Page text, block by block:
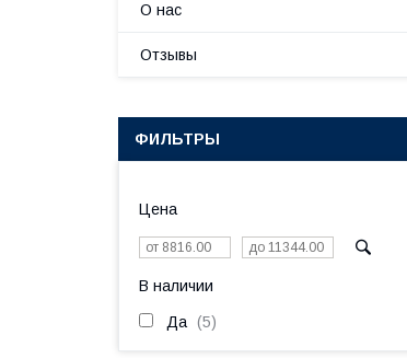
О нас
Отзывы
ФИЛЬТРЫ
Цена
В наличии
Да 5